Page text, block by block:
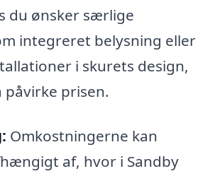
du ønsker særlige
integreret belysning eller
i skurets design,
prisen.
Omkostningerne kan
af, hvor i Sandby